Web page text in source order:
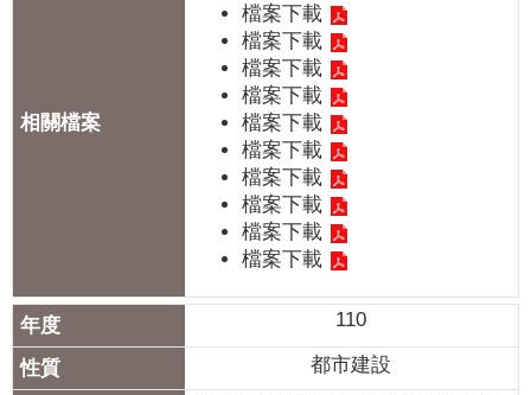
聯
路
社
群
檔案下載
檔案下載
檔案下載
檔案下載
檔案下載
檔案下載
檔案下載
檔案下載
檔案下載
檔案下載
110
都市建設